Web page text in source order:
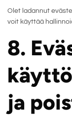
Olet ladannut
voit käyttää
8.
ja